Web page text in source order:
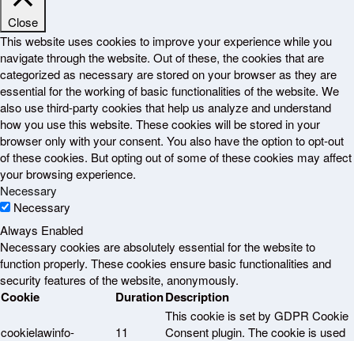
Close
This website uses cookies to improve your experience while you
navigate through the website. Out of these, the cookies that are
categorized as necessary are stored on your browser as they are
essential for the working of basic functionalities of the website. We
also use third-party cookies that help us analyze and understand
how you use this website. These cookies will be stored in your
browser only with your consent. You also have the option to opt-out
of these cookies. But opting out of some of these cookies may affect
your browsing experience.
Necessary
Necessary
Always Enabled
Necessary cookies are absolutely essential for the website to
function properly. These cookies ensure basic functionalities and
security features of the website, anonymously.
Cookie DurationDescription
cookielawinfo-
11
This cookie is set by GDPR Cookie
Consent plugin. The cookie is used